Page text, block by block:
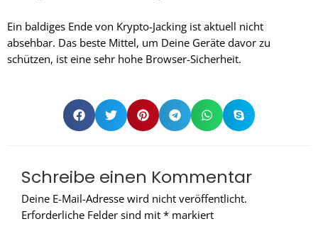
Ein baldiges Ende von Krypto-Jacking ist aktuell nicht
absehbar. Das beste Mittel, um Deine Geräte davor zu
schützen, ist eine sehr hohe Browser-Sicherheit.
Schreibe einen Kommentar
Deine E-Mail-Adresse wird nicht veröffentlicht.
Erforderliche Felder sind mit * markiert